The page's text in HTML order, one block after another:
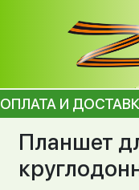
ОПЛАТА И
Планшет